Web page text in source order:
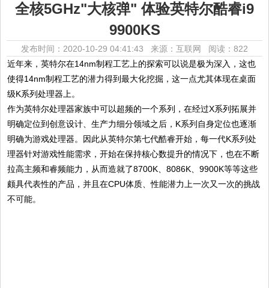
全核5GHz"大核弹" 体验英特尔酷睿i9
9900KS
发布时间：2020-10-29 04:41:43 来源：互联网 阅读：822
近年来，英特尔在14nm制程工艺上的探索可以说是极为深入，这也
使得14nm制程工艺的潜力得到最大化挖掘，这一点尤其体现在桌面
级K系列处理器上。
作为英特尔处理器家族中可以超频的一个系列，在经过X系列拓展并
明确定位到创意设计、生产力细分领域之后，K系列自身定位也逐渐
明确为游戏处理器。因此从英特尔第七代酷睿开始，每一代K系列处
理器针对游戏性能需求，开始在保持核心数提升的情况下，也在不断
拉高主频和睿频能力，从而造就了8700K、8086K、9900K等等这些
颇具代表性的产品，并且在CPU体质、性能潜力上一次又一次的挑战
不可能。